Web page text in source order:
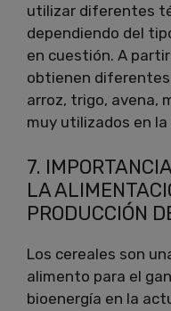
utilizar diferentes
dependiendo del
en cuestión. A
obtienen
arroz, trigo, avena,
muy utilizados en
7.
LA
PRODUCCIÓN
Los cereales son
alimento para el
bioenergía en la